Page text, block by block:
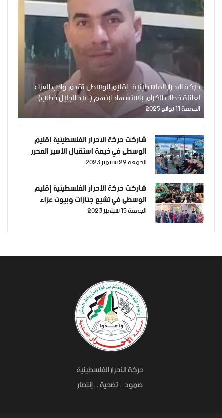
حركة الأحرار الفلسطينية ـ إقليم الوسطى تقدم واجب العزاء
لعائلة خطاب الكرام باستشهاد ابنهم ( عبد الجليل خطاب)
الجمعة 11 يوليو 2025
شاركت حركة الأحرار الفلسطينية إقليم
الوسطى في خيمة استقبال الأسير المحرر
مفيد العديني وتقديم التهنئة له بمناسبة
اعتقال دام خمسة سنوات ونصف
الجمعة 29 سبتمبر 2023
شاركت حركة الأحرار الفلسطينية إقليم
الوسطى في تشيع جنازات وبيوت عزاء
الشهيدين "عبد الناصر نوفل، و رائد رمضان"،
الجمعة 15 سبتمبر 2023